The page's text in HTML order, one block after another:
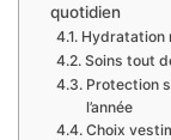
quotidien
Hydratation
Soins tout
Protection
l’année
Choix